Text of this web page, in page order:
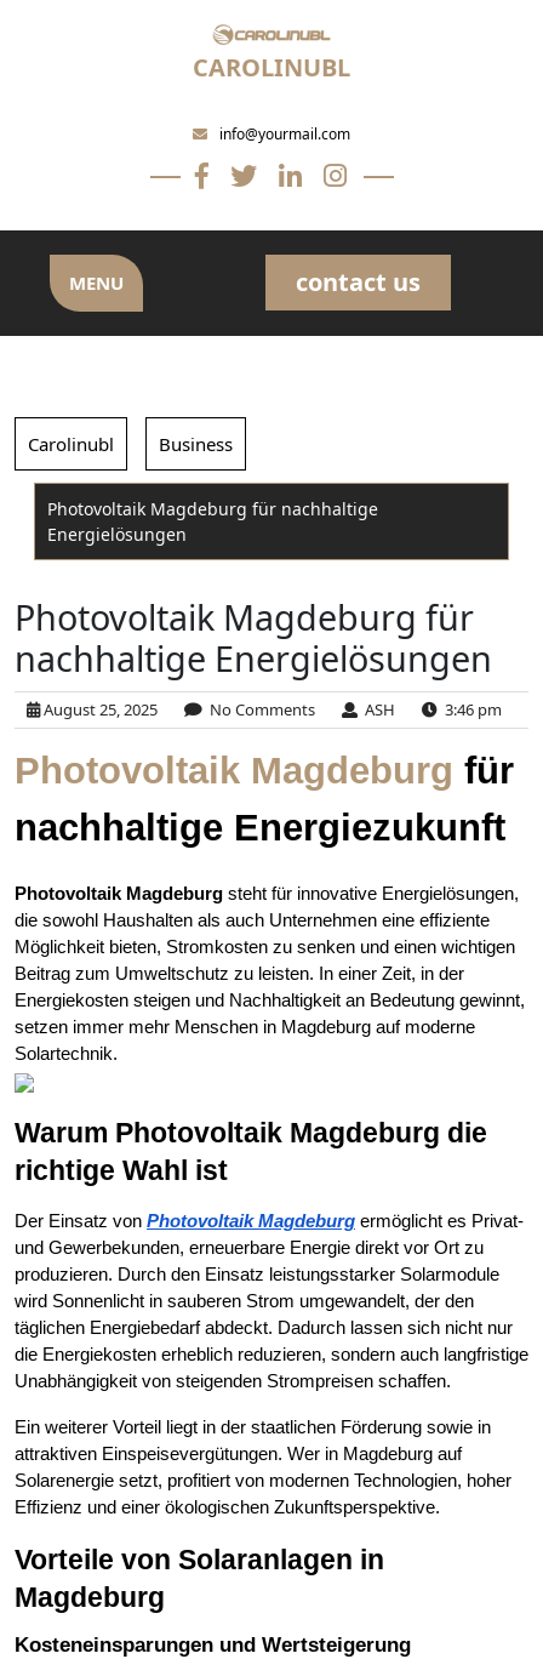
CAROLINUBL
info@yourmail.com
MENU contact us
Carolinubl Business
Photovoltaik Magdeburg für nachhaltige
Energielösungen
Photovoltaik Magdeburg für
nachhaltige Energielösungen
August 25, 2025 No Comments ASH 3:46 pm
Photovoltaik Magdeburg für
nachhaltige Energiezukunft
Photovoltaik Magdeburg steht für innovative Energielösungen,
die sowohl Haushalten als auch Unternehmen eine effiziente
Möglichkeit bieten, Stromkosten zu senken und einen wichtigen
Beitrag zum Umweltschutz zu leisten. In einer Zeit, in der
Energiekosten steigen und Nachhaltigkeit an Bedeutung gewinnt,
setzen immer mehr Menschen in Magdeburg auf moderne
Solartechnik.
Warum Photovoltaik Magdeburg die
richtige Wahl ist
Der Einsatz von Photovoltaik Magdeburg ermöglicht es Privat-
und Gewerbekunden, erneuerbare Energie direkt vor Ort zu
produzieren. Durch den Einsatz leistungsstarker Solarmodule
wird Sonnenlicht in sauberen Strom umgewandelt, der den
täglichen Energiebedarf abdeckt. Dadurch lassen sich nicht nur
die Energiekosten erheblich reduzieren, sondern auch langfristige
Unabhängigkeit von steigenden Strompreisen schaffen.
Ein weiterer Vorteil liegt in der staatlichen Förderung sowie in
attraktiven Einspeisevergütungen. Wer in Magdeburg auf
Solarenergie setzt, profitiert von modernen Technologien, hoher
Effizienz und einer ökologischen Zukunftsperspektive.
Vorteile von Solaranlagen in
Magdeburg
Kosteneinsparungen und Wertsteigerung